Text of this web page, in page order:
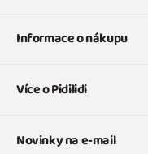
Informace o nákupu
Doprava a platba
Tabulka velikostí obuvi
Více o Pidilidi
O nás
Novinky na e-mail